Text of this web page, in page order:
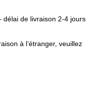
délai de livraison 2-4 jours
à l’étranger, veuillez